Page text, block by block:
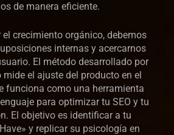
de manera eficiente.
el crecimiento orgánico, debemos
internas y acercarnos
El método desarrollado por
mide el ajuste del producto en el
funciona como una herramienta
para optimizar tu SEO y tu
El objetivo es identificar a tu
y replicar su psicología en